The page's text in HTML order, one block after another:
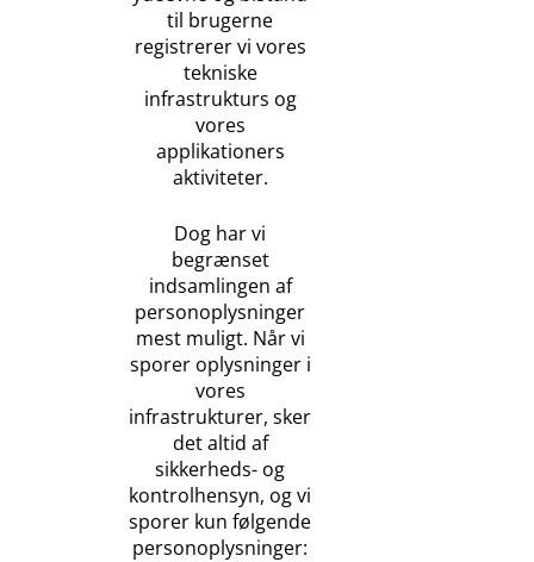
til brugerne
registrerer vi vores
tekniske
infrastrukturs og
vores
applikationers
aktiviteter.
Dog har vi
begrænset
indsamlingen af
personoplysninger
mest muligt. Når vi
sporer oplysninger i
vores
infrastrukturer, sker
det altid af
sikkerheds- og
kontrolhensyn, og vi
sporer kun følgende
personoplysninger: